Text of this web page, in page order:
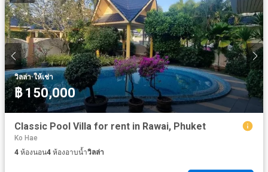
วิลล่า·ให้เช่า
฿ 150,000
Classic Pool Villa for rent in Rawai, Phuket
Ko Hae
4 ห้องนอน4 ห้องอาบน้ำวิลล่า